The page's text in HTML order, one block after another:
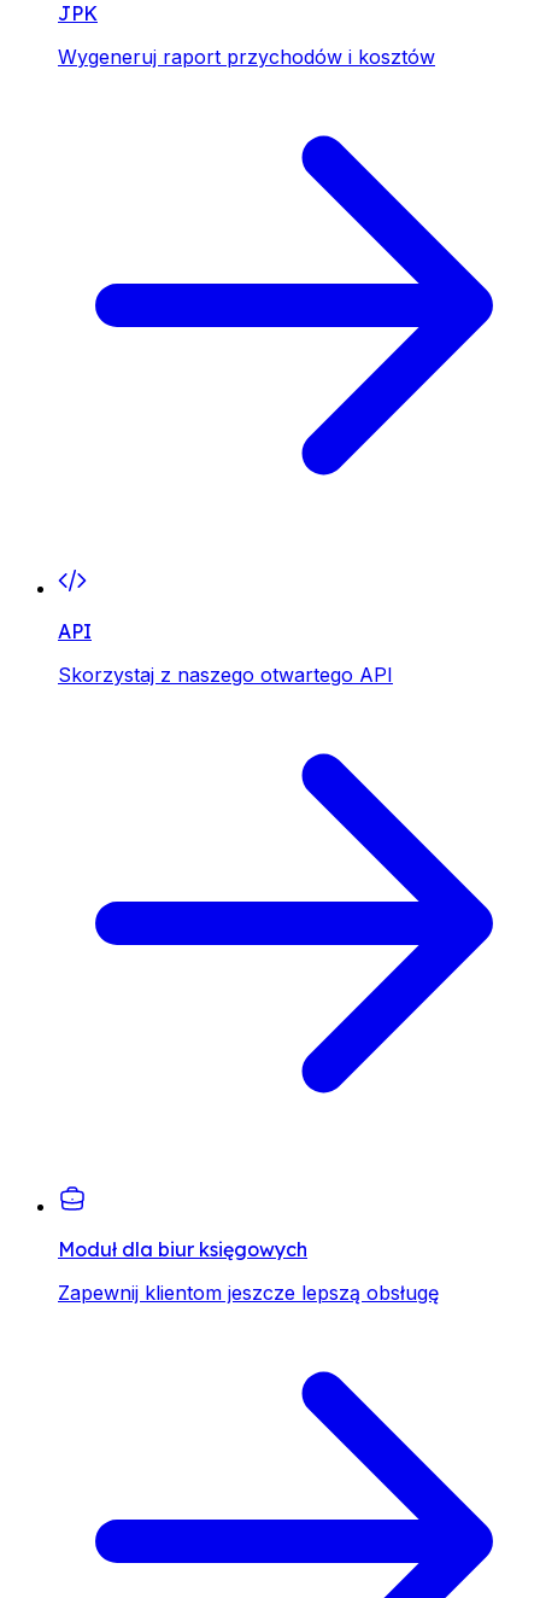
JPK
Wygeneruj raport przychodów i kosztów
API
Skorzystaj z naszego otwartego API
Moduł dla biur księgowych
Zapewnij klientom jeszcze lepszą obsługę